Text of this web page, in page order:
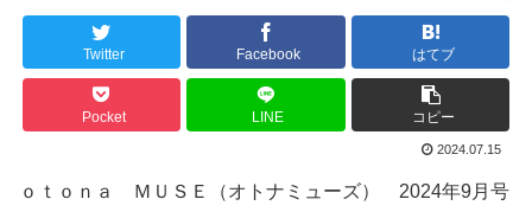
Twitter Facebook はてブ
Pocket LINE コピー
2024.07.15
ｏｔｏｎａ ＭＵＳＥ（オトナミューズ） 2024年9月号